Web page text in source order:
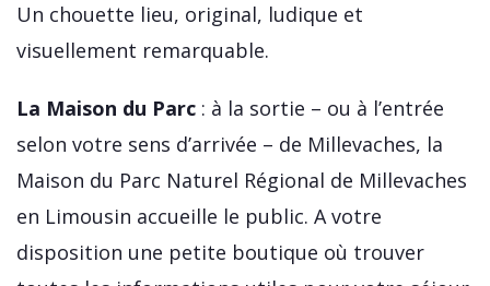
Un chouette lieu, original, ludique et
visuellement remarquable.
La Maison du Parc : à la sortie – ou à l’entrée
selon votre sens d’arrivée – de Millevaches, la
Maison du Parc Naturel Régional de Millevaches
en Limousin accueille le public. A votre
disposition une petite boutique où trouver